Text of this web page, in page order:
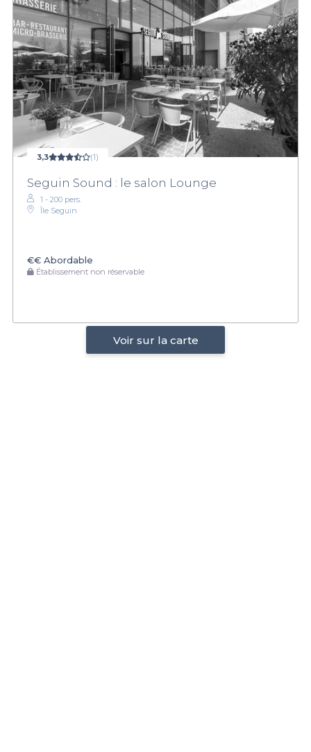
3,3 (1)
Seguin Sound : le salon Lounge
1 - 200 pers.
Île Seguin
€€ Abordable
Établissement non réservable
Voir sur la carte